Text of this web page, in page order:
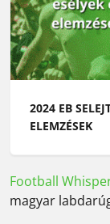
2024 EB
ELEMZÉSEK
Football
magyar